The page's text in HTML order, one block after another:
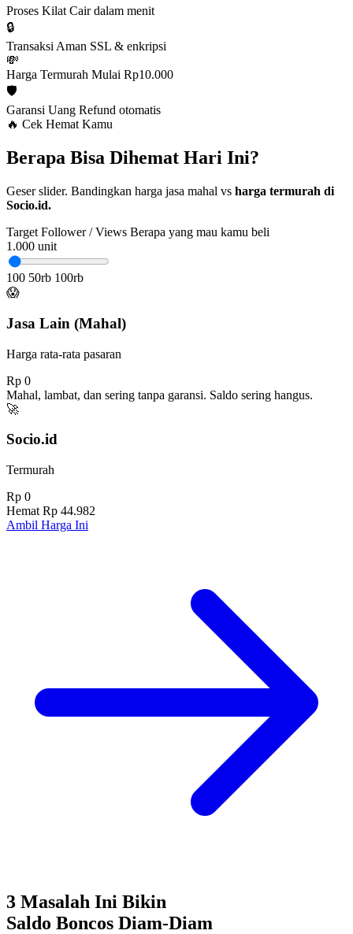
Proses Kilat Cair dalam menit
🔒
Transaksi Aman SSL & enkripsi
💸
Harga Termurah Mulai Rp10.000
🛡️
Garansi Uang Refund otomatis
🔥 Cek Hemat Kamu
Berapa Bisa Dihemat Hari Ini?
Geser slider. Bandingkan harga jasa mahal vs harga termurah di
Socio.id.
Target Follower / Views Berapa yang mau kamu beli
1.000 unit
100 50rb 100rb
😱
Jasa Lain (Mahal)
Harga rata-rata pasaran
Rp 0
Mahal, lambat, dan sering tanpa garansi. Saldo sering hangus.
🚀
Socio.id
Termurah
Rp 0
Hemat Rp 44.982
Ambil Harga Ini
3 Masalah Ini Bikin
Saldo Boncos Diam-Diam